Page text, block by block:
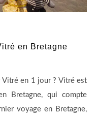
en Bretagne
en 1 jour ? Vitré est
Bretagne, qui compte
voyage en Bretagne,